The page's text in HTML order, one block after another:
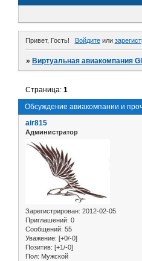
Привет, Гость! Войдитеили
»Виртуальная авиакомпания
Обсуждение авиакомпании и
Страница:1
air815
Администратор
Зарегистрирован: 2012-02-05
Приглашений: 0
Сообщений: 55
Уважение: [+0/-0]
Позитив: [+1/-0]
Пол: Мужской